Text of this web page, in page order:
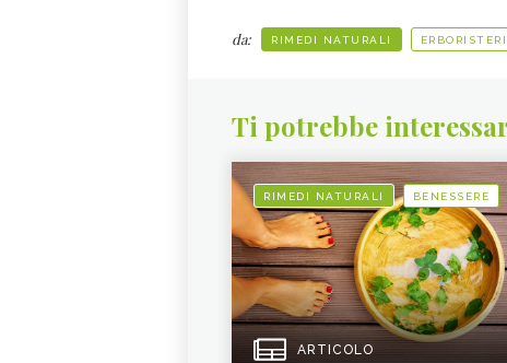
da: RIMEDI NATURALI
Ti potrebbe
RIMEDI NATURALI BENESSERE
ARTICOLO